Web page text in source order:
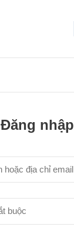
Đăng nhập